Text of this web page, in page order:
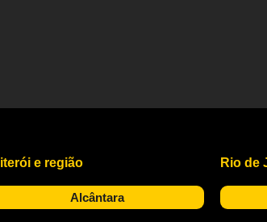
e região
Alcântara
Rio de